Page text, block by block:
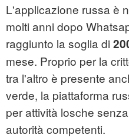
L'applicazione russa è
molti anni dopo
raggiunto la soglia di
mese. Proprio per la
tra l'altro è presente
verde, la piattaforma
per attività losche
autorità competenti.